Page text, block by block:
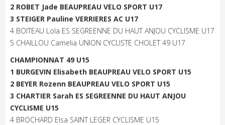
2 ROBET Jade BEAUPREAU VELO SPORT U17
3 STEIGER Pauline VERRIERES AC U17
4 BOITEAU Lola ES SEGREENNE DU HAUT ANJOU CYCLISME U17
5 CHAILLOU Camelia UNION CYCLISTE CHOLET 49 U17
CHAMPIONNAT 49 U15
1 BURGEVIN Elisabeth BEAUPREAU VELO SPORT U15
2 BEYER Rozenn BEAUPREAU VELO SPORT U15
3 CHARTIER Sarah ES SEGREENNE DU HAUT ANJOU
CYCLISME U15
4 BROCHARD Elsa SAINT LEGER CYCLISME U15